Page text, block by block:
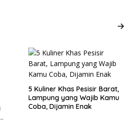
5 Kuliner Khas Pesisir Barat,
Lampung yang Wajib Kamu
Coba, Dijamin Enak